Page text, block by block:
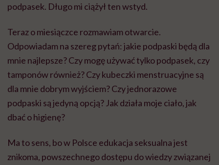
podpasek. Długo mi ciążył ten wstyd.
Teraz o miesiączce rozmawiam otwarcie.
Odpowiadam na szereg pytań: jakie podpaski będą dla
mnie najlepsze? Czy mogę używać tylko podpasek, czy
tamponów również? Czy kubeczki menstruacyjne są
dla mnie dobrym wyjściem? Czy jednorazowe
podpaski są jedyną opcją? Jak działa moje ciało, jak
dbać o higienę?
Ma to sens, bo w Polsce edukacja seksualna jest
znikoma, powszechnego dostępu do wiedzy związanej